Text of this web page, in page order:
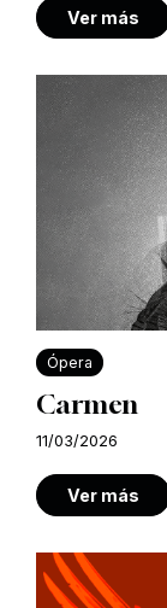
Ver más
Ópera
Carmen
11/03/2026
Ver más